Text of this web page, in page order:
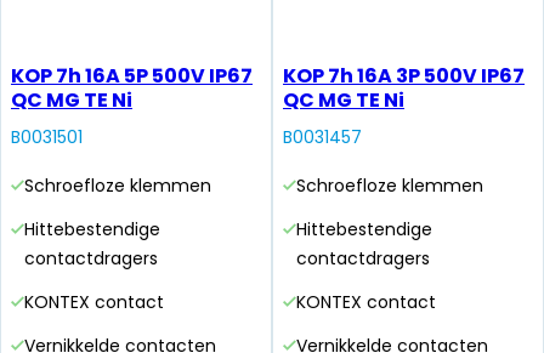
KOP 7h 16A 5P 500V IP67
QC MG TE Ni
B0031501
Schroefloze klemmen
Hittebestendige
contactdragers
KONTEX contact
Vernikkelde contacten
KOP 7h 16A 3P 500V IP67
QC MG TE Ni
B0031457
Schroefloze klemmen
Hittebestendige
contactdragers
KONTEX contact
Vernikkelde contacten